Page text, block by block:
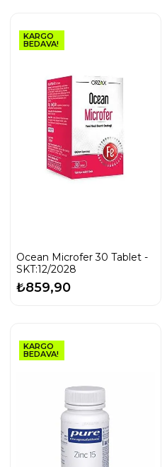
KARGO
BEDAVA!
Ocean Microfer 30 Tablet -
SKT:12/2028
₺859,90
KARGO
BEDAVA!